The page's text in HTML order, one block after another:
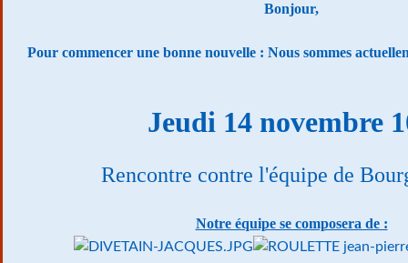
Bonjour,
Pour commencer une bonne nouvelle : Nous sommes
Jeudi 14 novembre
Rencontre contre l'équipe de
Notre équipe se composera de :